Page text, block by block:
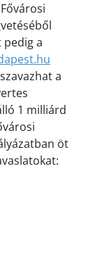
a
a
1 milliárd
öt